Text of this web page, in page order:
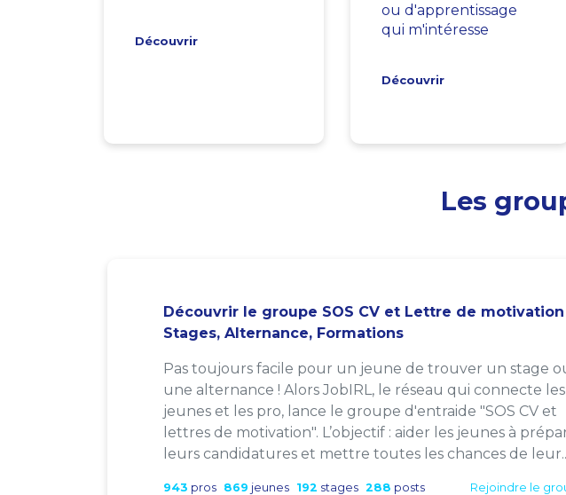
Découvrir
ou d'apprentissage
qui m'intéresse
Découvrir
Les
Découvrir le groupe SOS CV et Lettre de motivation
Stages, Alternance, Formations
Pas toujours facile pour un jeune de trouver un stage
une alternance ! Alors JobIRL, le réseau qui connecte les
jeunes et les pro, lance le groupe d'entraide "SOS CV et
lettres de motivation". L’objectif : aider les jeunes à
leurs candidatures et mettre toutes les chances de
943 pros 869 jeunes 192 stages 288 posts Rejoindre le